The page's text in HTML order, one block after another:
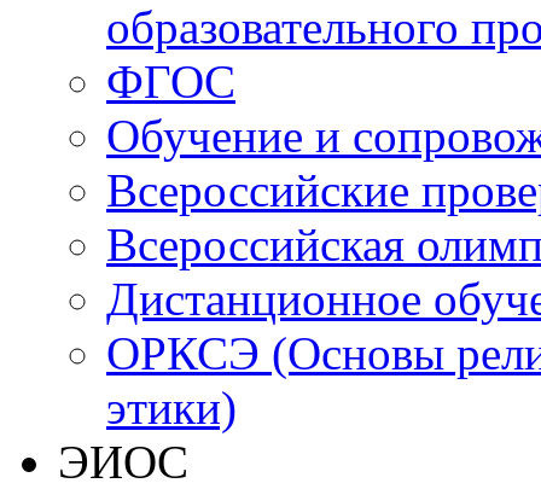
образовательного
ФГОС
Обучение и
Всероссийские
Всероссийская
Дистанционное
ОРКСЭ (Основы
этики)
ЭИОС